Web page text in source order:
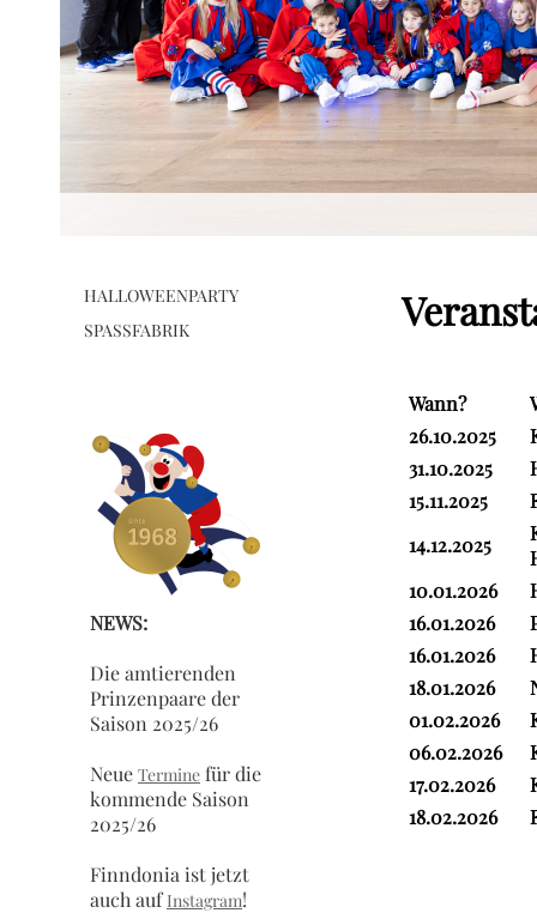
HALLOWEENPARTY
SPASSFABRIK
NEWS:
Die amtierenden
Prinzenpaare der
Saison 2025/26
Neue Termine für die
kommende Saison
2025/26
Finndonia ist jetzt
auch aufInstagram!
Wann?
26.10.2025
31.10.2025
15.11.2025
14.12.2025
10.01.2026
16.01.2026
16.01.2026
18.01.2026
01.02.2026
06.02.2026
17.02.2026
18.02.2026